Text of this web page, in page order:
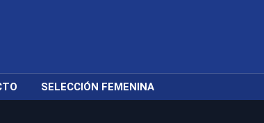
SELECCIÓN FEMENINA